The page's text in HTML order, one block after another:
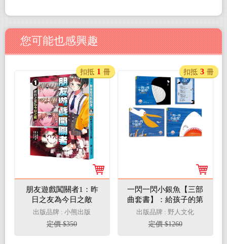
您可能也感興趣
朋友遊戲闖關者1：昨
日之友為今日之敵
出版品牌 : 小熊出版
定價 $350
扣抵 1 冊
一閃一閃小銀魚【三部
曲套書】：給孩子的第
一套「生命教育」啟蒙
書（全系列燙銀精裝，
加贈生命教育學習單 &
出版品牌 : 野人文化
定價 $1260
扣抵 3 冊